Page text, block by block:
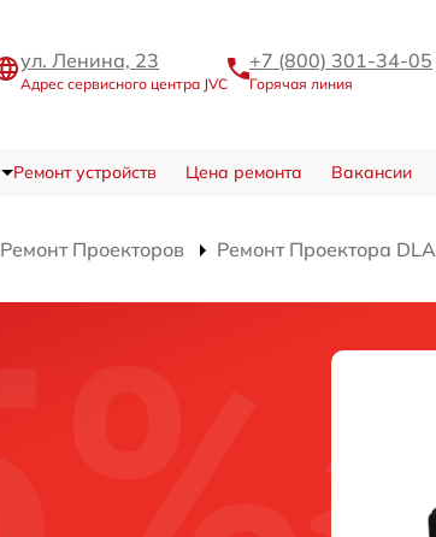
ул. Ленина, 23
Адрес сервисного центра JVC
+7 (800) 301-34-05
Горячая линия
Ремонт устройств Цена ремонта Вакансии
Ремонт Проекторов Ремонт Проектора